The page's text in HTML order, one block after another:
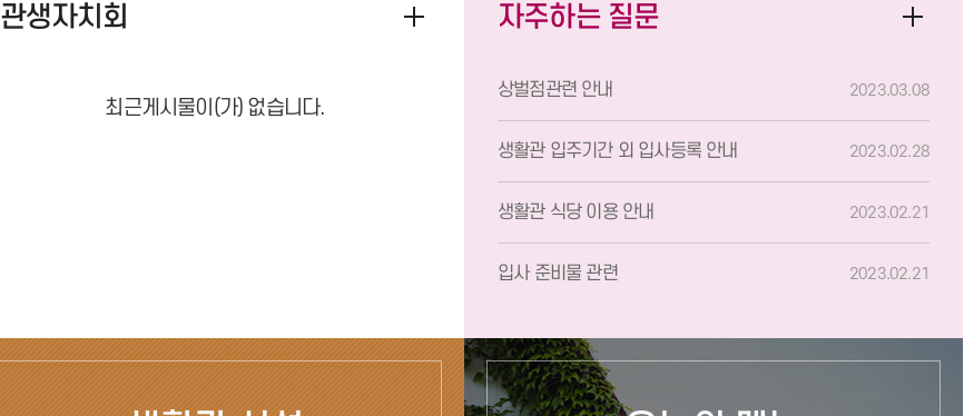
관생자치회
최근게시물이(가) 없습니다.
자주하는 질문
상벌점관련 안내 2023.03.08
생활관 입주기간 외 입사등록 안내 2023.02.28
생활관 식당 이용 안내 2023.02.21
입사 준비물 관련 2023.02.21